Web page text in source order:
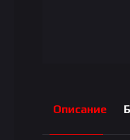
Описание